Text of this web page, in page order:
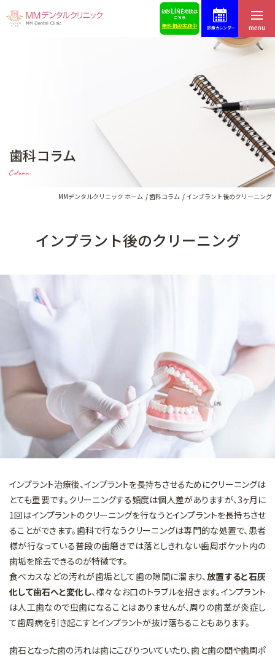
診療カレンダー menu
歯科コラム
Column
MMデンタルクリニック ホーム 歯科コラム インプラント後のクリーニング
インプラント後のクリーニング
インプラント治療後、インプラントを長持ちさせるためにクリーニングは
とても重要です。クリーニングする頻度は個人差がありますが、3ヶ月に
1回はインプラントのクリーニングを行なうとインプラントを長持ちさせ
ることができます。歯科で行なうクリーニングは専門的な処置で、患者
様が行なっている普段の歯磨きでは落としきれない歯周ポケット内の
歯垢を除去できるのが特徴です。
食べカスなどの汚れが歯垢として歯の隙間に溜まり、 放置すると石灰
化して歯石へと変化し、様々なお口のトラブルを招きます。インプラント
は人工歯なので虫歯になることはありませんが、周りの歯茎が炎症し
て歯周病を引き起こすとインプラントが抜け落ちることもあります。
歯石となった歯の汚れは歯にこびりついていたり、歯と歯の間や歯周ポ
歯科コラム
インプラントによる治療
マイクロスコープを用いた治療
矯正歯科
審美的治療
一般診療